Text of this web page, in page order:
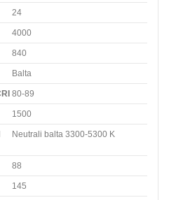
24
4000
840
Balta
80-89
1500
Neutrali balta 3300-5300 K
88
145